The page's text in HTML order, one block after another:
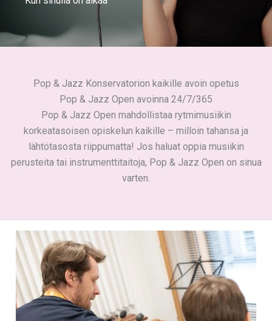
Pop & Jazz Konservatorion kaikille avoin opetus
Pop & Jazz Open avoinna 24/7/365
Pop & Jazz Open mahdollistaa rytmimusiikin
korkeatasoisen opiskelun kaikille – milloin tahansa ja
lähtötasosta riippumatta! Jos haluat oppia musiikin
perusteita tai instrumenttitaitoja, Pop & Jazz Open on sinua
varten.